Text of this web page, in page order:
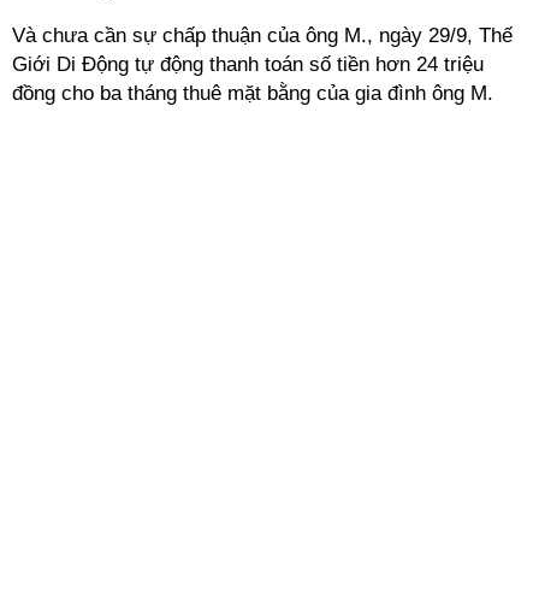
Và chưa cần sự chấp thuận của ông M., ngày 29/9, Thế
Giới Di Động tự động thanh toán số tiền hơn 24 triệu
đồng cho ba tháng thuê mặt bằng của gia đình ông M.